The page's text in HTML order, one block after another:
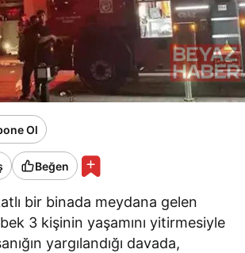
Ol
Beğen
bir binada meydana gelen
3 kişinin yaşamını yitirmesiyle
yargılandığı davada,